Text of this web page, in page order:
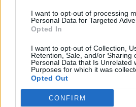
I want to opt-out of processing
Personal Data for Targeted
Opted In
I want to opt-out of Collection,
Retention, Sale, and/or Sharing
Personal Data that Is Unrelated
Purposes for which it was
Opted Out
CONFIRM
Οι γυναίκες που βρίσκονται στο
εμμηνόπαυση διατρέχουν σοβαρό